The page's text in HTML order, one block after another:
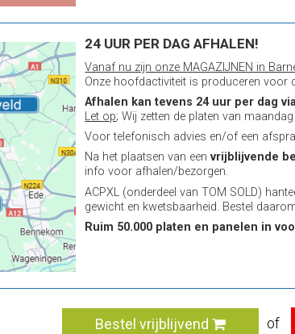
24 UUR PER DAG AFHALEN!
Vanaf nu zijn onze MAGAZIJNEN in
Onze hoofdactiviteit is produceren voor
Afhalen kan tevens 24 uur per dag
Let op; Wij zetten de platen van
Voor telefonisch advies en/of een
Na het plaatsen van eenvrijblijvende
info voor afhalen/bezorgen.
ACPXL (onderdeel van TOM SOLD)
gewicht en kwetsbaarheid. Bestel
Ruim 50.000 platen en panelen in
Bestel vrijblijvend of